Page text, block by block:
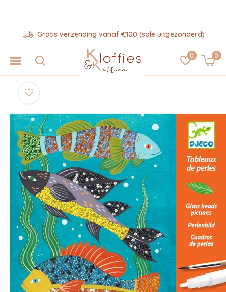
0 0
Gratis verzending vanaf €100 (sale uitgezonderd)